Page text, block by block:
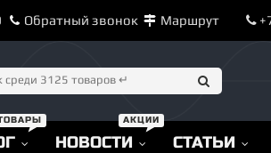
Обратный звонок Маршрут
НОВОСТИ СТАТЬИ